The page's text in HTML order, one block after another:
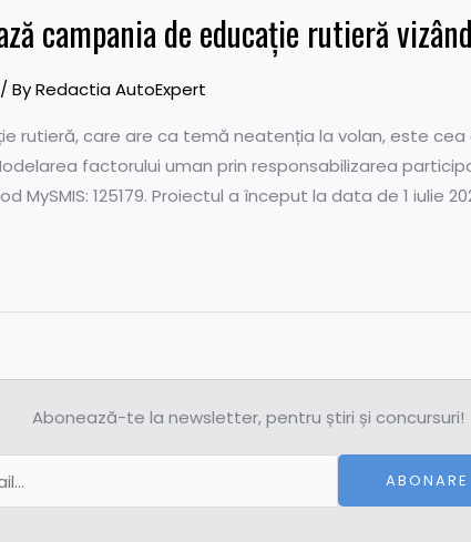
campania de educaţie rutieră
/ ByRedactia AutoExpert
rutieră, care are ca temă neatenția la volan, este
factorului uman prin responsabilizarea
MySMIS: 125179. Proiectul a început la data de 1 iulie
Abonează-te la newsletter, pentru știri și concursuri!
ABONARE